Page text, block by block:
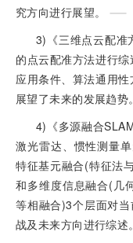
究方向进行展望。
3)《三维点云配准
的点云配准方法进行综
应用条件、算法通用
展望了未来的发展趋势。
4)《多源融合
激光雷达、惯性测量
特征基元融合(特征法
和多维度信息融合(几
等相融合)3个层面对
战及未来方向进行综述。